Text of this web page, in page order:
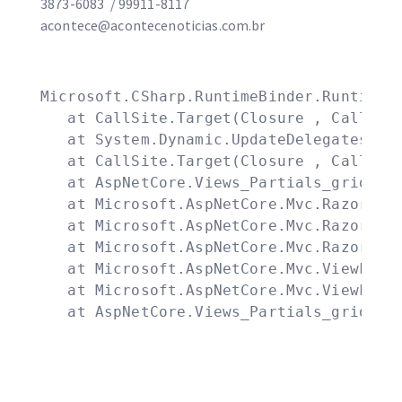
3873-6083 / 99911-8117
acontece@acontecenoticias.com.br
at CallSite.Target(Closure ,
at
at CallSite.Target(Closure ,
at
at
at
at
at
at
at